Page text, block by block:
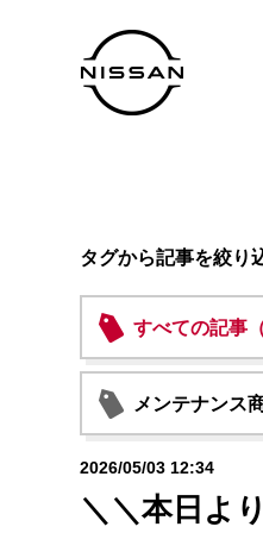
タグから記事を絞り
すべての記事（
メンテナンス
2026/05/03 12:34
＼＼本日よ